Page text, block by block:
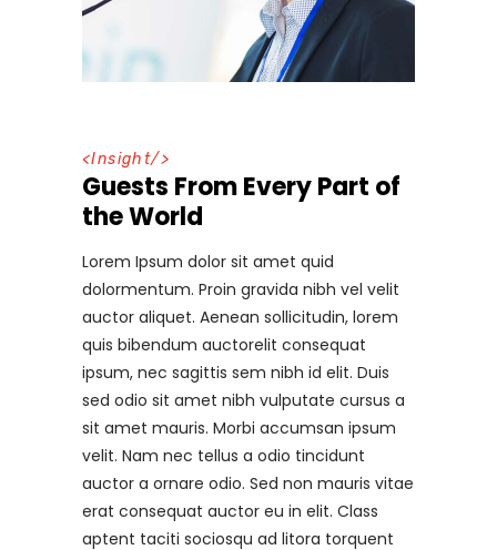
<Insight/>
Guests From Every Part of
the World
Lorem Ipsum dolor sit amet quid
dolormentum. Proin gravida nibh vel velit
auctor aliquet. Aenean sollicitudin, lorem
quis bibendum auctorelit consequat
ipsum, nec sagittis sem nibh id elit. Duis
sed odio sit amet nibh vulputate cursus a
sit amet mauris. Morbi accumsan ipsum
velit. Nam nec tellus a odio tincidunt
auctor a ornare odio. Sed non mauris vitae
erat consequat auctor eu in elit. Class
aptent taciti sociosqu ad litora torquent